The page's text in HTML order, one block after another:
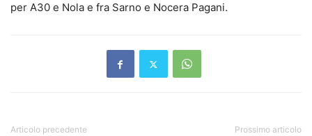
per A30 e Nola e fra Sarno e Nocera Pagani.
Articolo precedente Prossimo articolo